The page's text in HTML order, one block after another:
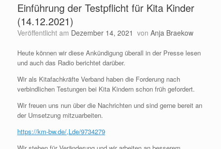
Einführung der Testpflicht für Kita Kinder
(14.12.2021)
Veröffentlicht am Dezember 14, 2021 von Anja Braekow
Heute können wir diese Ankündigung überall in der Presse lesen
und auch das Radio berichtet darüber.
Wir als Kitafachkräfte Verband haben die Forderung nach
verbindlichen Testungen bei Kita Kindern schon früh gefordert.
Wir freuen uns nun über die Nachrichten und sind gerne bereit an
der Umsetzung mitzuarbeiten.
https://km-bw.de/,Lde/9734279